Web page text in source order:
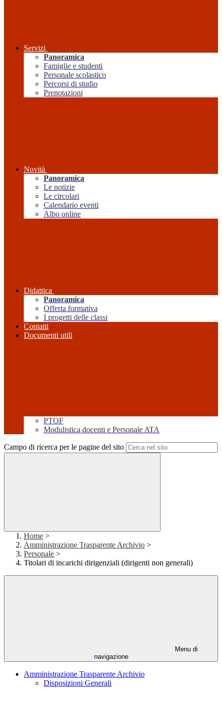
Servizi
Panoramica
Famiglie e studenti
Personale scolastico
Percorsi di studio
Prenotazioni
Novità
Panoramica
Le notizie
Le circolari
Calendario eventi
Albo online
Didattica
Panoramica
Offerta formativa
I progetti delle classi
Contatti
Documenti utili
PTOF
Modulistica docenti e Personale ATA
Campo di ricerca per le pagine del sito
Home >
Amministrazione Trasparente Archivio >
Personale >
Titolari di incarichi dirigenziali (dirigenti non generali)
Menu di
navigazione
Amministrazione Trasparente Archivio
Disposizioni Generali